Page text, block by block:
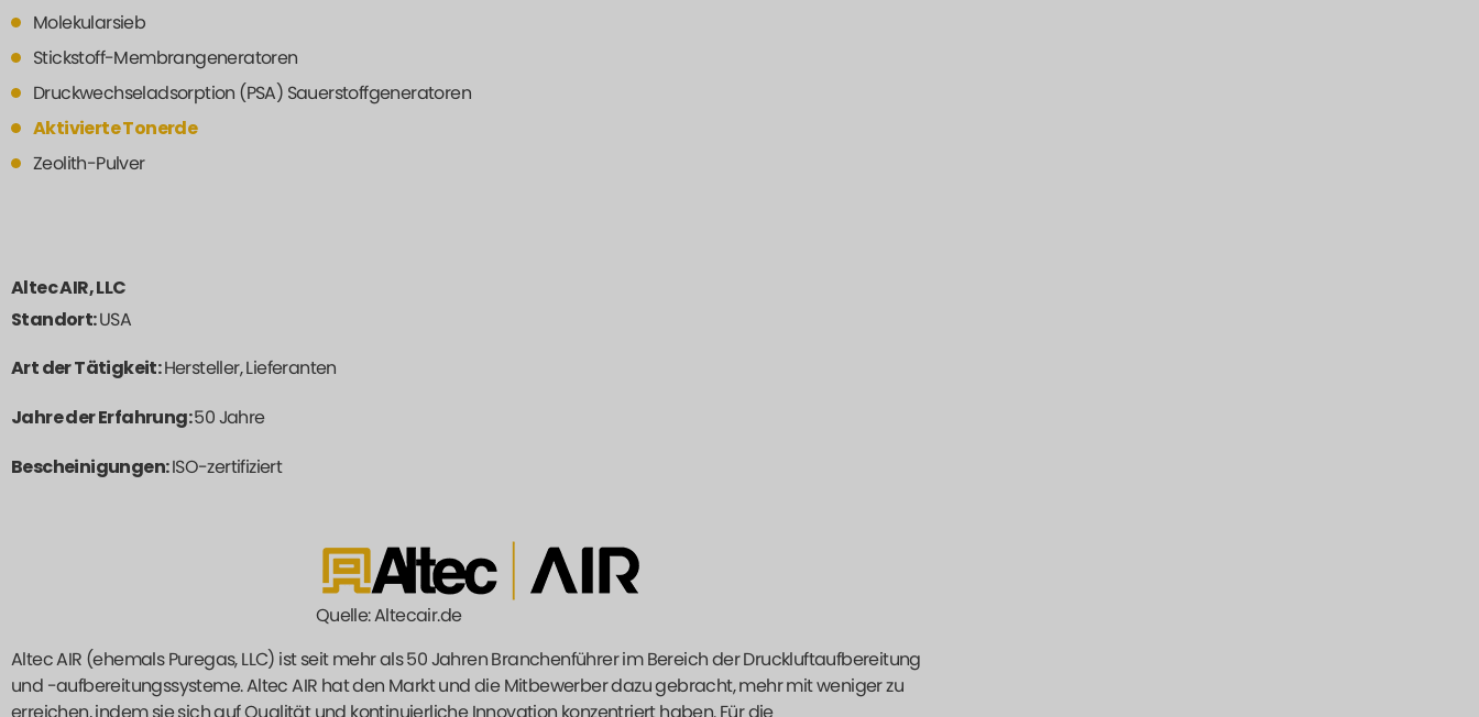
Molekularsieb
Stickstoff-Membrangeneratoren
Druckwechseladsorption (PSA) Sauerstoffgeneratoren
Aktivierte Tonerde
Zeolith-Pulver
Altec AIR, LLC
Standort:USA
Art der Tätigkeit:Hersteller, Lieferanten
Jahre der Erfahrung:50 Jahre
Bescheinigungen:ISO-zertifiziert
Quelle: Altecair.de
Altec AIR (ehemals Puregas, LLC) ist seit mehr als 50 Jahren Branchenführer im Bereich der Druckluftaufbereitung
und -aufbereitungssysteme. Altec AIR hat den Markt und die Mitbewerber dazu gebracht, mehr mit weniger zu
erreichen, indem sie sich auf Qualität und kontinuierliche Innovation konzentriert haben. Für die